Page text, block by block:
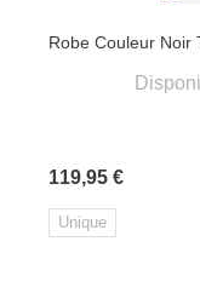
Robe Couleur Noir
119,95 €Prix
Unique